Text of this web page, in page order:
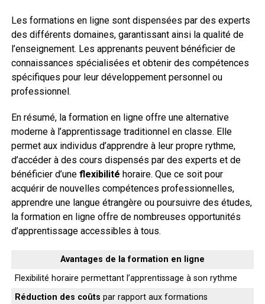
Les formations en ligne sont dispensées par des experts
des différents domaines, garantissant ainsi la qualité de
l’enseignement. Les apprenants peuvent bénéficier de
connaissances spécialisées et obtenir des compétences
spécifiques pour leur développement personnel ou
professionnel.
En résumé, la formation en ligne offre une alternative
moderne à l’apprentissage traditionnel en classe. Elle
permet aux individus d’apprendre à leur propre rythme,
d’accéder à des cours dispensés par des experts et de
bénéficier d’une flexibilité horaire. Que ce soit pour
acquérir de nouvelles compétences professionnelles,
apprendre une langue étrangère ou poursuivre des études,
la formation en ligne offre de nombreuses opportunités
d’apprentissage accessibles à tous.
Avantages de la formation en ligne
Flexibilité horaire permettant l’apprentissage à son rythme
Réduction des coûts par rapport aux formations